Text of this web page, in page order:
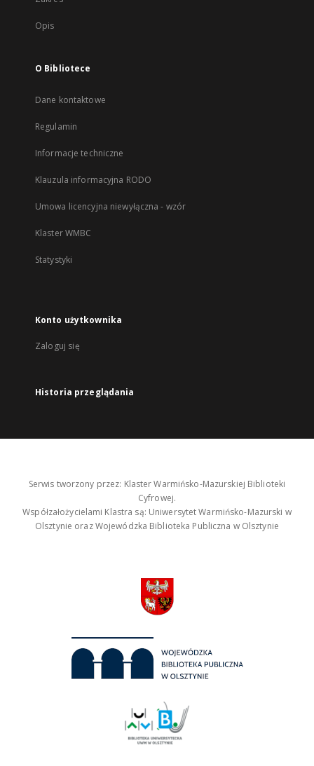
Opis
O Bibliotece
Dane kontaktowe
Regulamin
Informacje techniczne
Klauzula informacyjna RODO
Umowa licencyjna niewyłączna - wzór
Klaster WMBC
Statystyki
Konto użytkownika
Zaloguj się
Historia przeglądania
Serwis tworzony przez: Klaster Warmińsko-Mazurskiej Biblioteki
Cyfrowej.
Współzałożycielami Klastra są: Uniwersytet Warmińsko-Mazurski w
Olsztynie oraz Wojewódzka Biblioteka Publiczna w Olsztynie